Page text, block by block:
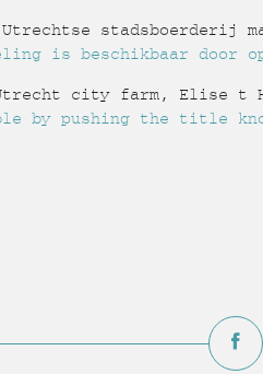
stadsboerderij
is beschikbaar door
city farm, Elise t
by pushing the title